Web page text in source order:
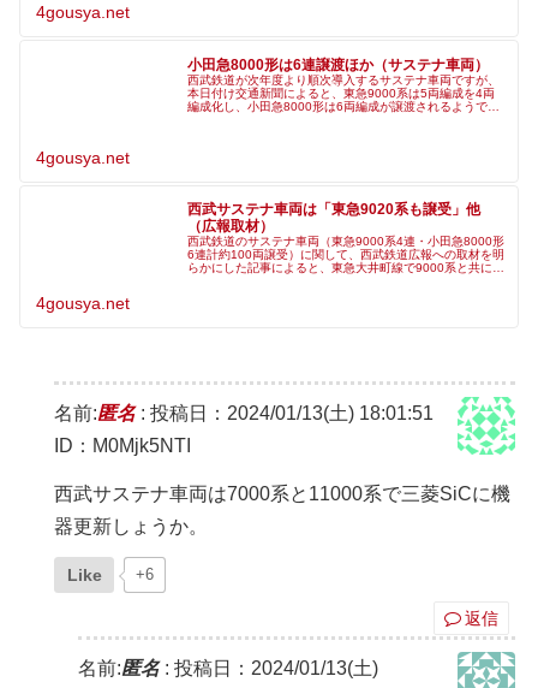
4gousya.net
小田急8000形は6連譲渡ほか（サステナ車両）
西武鉄道が次年度より順次導入するサステナ車両ですが、
本日付け交通新聞によると、東急9000系は5両編成を4両
編成化し、小田急8000形は6両編成が譲渡されるようで
4gousya.net
西武サステナ車両は「東急9020系も譲受」他
（広報取材）
西武鉄道のサステナ車両（東急9000系4連・小田急8000形
6連計約100両譲受）に関して、西武鉄道広報への取材を明
らかにした記事によると、東急大井町線で9000系と共に運
4gousya.net
名前:匿名: 投稿日：2024/01/13(土) 18:01:51
ID：M0Mjk5NTI
西武サステナ車両は7000系と11000系で三菱SiCに機
器更新しょうか。
Like +6
返信
名前:匿名: 投稿日：2024/01/13(土)